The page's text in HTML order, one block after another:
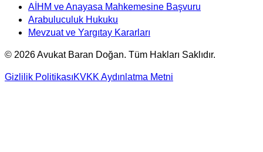
AİHM ve Anayasa Mahkemesine Başvuru
Arabuluculuk Hukuku
Mevzuat ve Yargıtay Kararları
© 2026Avukat Baran Doğan. Tüm Hakları Saklıdır.
Gizlilik PolitikasıKVKK Aydınlatma Metni